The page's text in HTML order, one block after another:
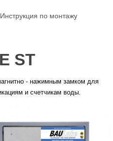
Инструкция по монтажу
ST
- нажимным замком для
и счетчикам воды.